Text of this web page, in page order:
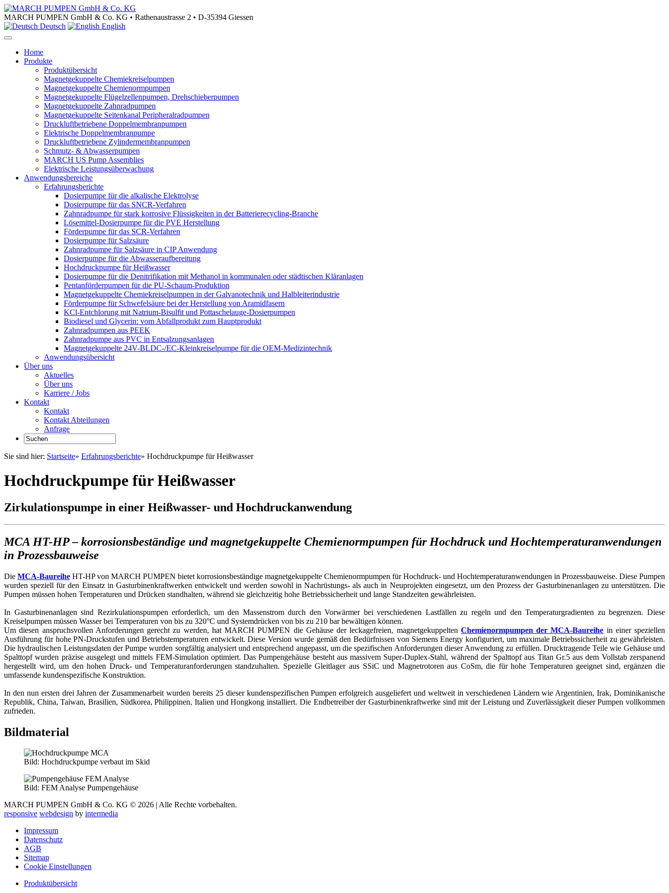
MARCH PUMPEN GmbH & Co. KG • Rathenaustrasse 2 • D-35394 Giessen
Deutsch
English
Home
Produkte
Produktübersicht
Magnetgekuppelte Chemiekreiselpumpen
Magnetgekuppelte Chemienormpumpen
Magnetgekuppelte Flügelzellenpumpen, Drehschieberpumpen
Magnetgekuppelte Zahnradpumpen
Magnetgekuppelte Seitenkanal Peripheralradpumpen
Druckluftbetriebene Doppelmembranpumpen
Elektrische Doppelmembranpumpe
Druckluftbetriebene Zylindermembranpumpen
Schmutz- & Abwasserpumpen
MARCH US Pump Assemblies
Elektrische Leistungsüberwachung
Anwendungsbereiche
Erfahrungsberichte
Dosierpumpe für die alkalische Elektrolyse
Dosierpumpe für das SNCR-Verfahren
Zahnradpumpe für stark korrosive Flüssigkeiten in der Batterierecycling-Branche
Lösemittel-Dosierpumpe für die PVE Herstellung
Förderpumpe für das SCR-Verfahren
Dosierpumpe für Salzsäure
Zahnradpumpe für Salzsäure in CIP Anwendung
Dosierpumpe für die Abwasseraufbereitung
Hochdruckpumpe für Heißwasser
Dosierpumpe für die Denitrifikation mit Methanol in kommunalen oder städtischen Kläranlagen
Pentanförderpumpen für die PU-Schaum-Produktion
Magnetgekuppelte Chemiekreiselpumpen in der Galvanotechnik und Halbleiterindustrie
Förderpumpe für Schwefelsäure bei der Herstellung von Aramidfasern
KCl-Entchlorung mit Natrium-Bisulfit und Pottaschelauge-Dosierpumpen
Biodiesel und Glycerin: vom Abfallprodukt zum Hauptprodukt
Zahnradpumpen aus PEEK
Zahnradpumpe aus PVC in Entsalzungsanlagen
Magnetgekuppelte 24V-BLDC-/EC-Kleinkreiselpumpe für die OEM-Medizintechnik
Anwendungsübersicht
Über uns
Aktuelles
Über uns
Karriere / Jobs
Kontakt
Kontakt
Kontakt Abteilungen
Anfrage
Sie sind hier: Startseite» Erfahrungsberichte» Hochdruckpumpe für Heißwasser
Hochdruckpumpe für Heißwasser
Zirkulationspumpe in einer Heißwasser- und Hochdruckanwendung
MCA HT-HP – korrosionsbeständige und magnetgekuppelte Chemienormpumpen für Hochdruck und Hochtemperaturanwendungen
in Prozessbauweise
Die MCA-Baureihe HT-HP von MARCH PUMPEN bietet korrosionsbeständige magnetgekuppelte Chemienormpumpen für Hochdruck- und Hochtemperaturanwendungen in Prozessbauweise. Diese Pumpen
wurden speziell für den Einsatz in Gasturbinenkraftwerken entwickelt und werden sowohl in Nachrüstungs- als auch in Neuprojekten eingesetzt, um den Prozess der Gasturbinenanlagen zu unterstützen. Die
Pumpen müssen hohen Temperaturen und Drücken standhalten, während sie gleichzeitig hohe Betriebssicherheit und lange Standzeiten gewährleisten.
In Gasturbinenanlagen sind Rezirkulationspumpen erforderlich, um den Massenstrom durch den Vorwärmer bei verschiedenen Lastfällen zu regeln und den Temperaturgradienten zu begrenzen. Diese
Kreiselpumpen müssen Wasser bei Temperaturen von bis zu 320°C und Systemdrücken von bis zu 210 bar bewältigen können.
Um diesen anspruchsvollen Anforderungen gerecht zu werden, hat MARCH PUMPEN die Gehäuse der leckagefreien, magnetgekuppelten Chemienormpumpen der MCA-Baureihe in einer speziellen
Ausführung für hohe PN-Druckstufen und Betriebstemperaturen entwickelt. Diese Version wurde gemäß den Bedürfnissen von Siemens Energy konfiguriert, um maximale Betriebssicherheit zu gewährleisten.
Die hydraulischen Leistungsdaten der Pumpe wurden sorgfältig analysiert und entsprechend angepasst, um die spezifischen Anforderungen dieser Anwendung zu erfüllen. Drucktragende Teile wie Gehäuse und
Spalttopf wurden präzise ausgelegt und mittels FEM-Simulation optimiert. Das Pumpengehäuse besteht aus massivem Super-Duplex-Stahl, während der Spalttopf aus Titan Gr.5 aus dem Vollstab zerspanend
hergestellt wird, um den hohen Druck- und Temperaturanforderungen standzuhalten. Spezielle Gleitlager aus SSiC und Magnetrotoren aus CoSm, die für hohe Temperaturen geeignet sind, ergänzen die
umfassende kundenspezifische Konstruktion.
In den nun ersten drei Jahren der Zusammenarbeit wurden bereits 25 dieser kundenspezifischen Pumpen erfolgreich ausgeliefert und weltweit in verschiedenen Ländern wie Argentinien, Irak, Dominikanische
Republik, China, Taiwan, Brasilien, Südkorea, Philippinen, Italien und Hongkong installiert. Die Endbetreiber der Gasturbinenkraftwerke sind mit der Leistung und Zuverlässigkeit dieser Pumpen vollkommen
zufrieden.
Bildmaterial
Bild: Hochdruckpumpe verbaut im Skid
Bild: FEM Analyse Pumpengehäuse
MARCH PUMPEN GmbH & Co. KG © 2026 | Alle Rechte vorbehalten.
responsive webdesign by intermedia
Impressum
Datenschutz
AGB
Sitemap
Cookie Einstellungen
Produktübersicht